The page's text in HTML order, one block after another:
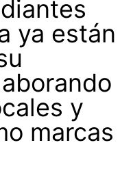
ya están
y
marcas